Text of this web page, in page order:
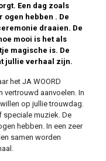
Een dag zoals
hebben . De
draaien. De
mooi is het als
magische is. De
jullie verhaal zijn.
het JA WOORD
vertrouwd aanvoelen. In
op jullie trouwdag.
speciale muziek. De
hebben. In een zeer
samen worden